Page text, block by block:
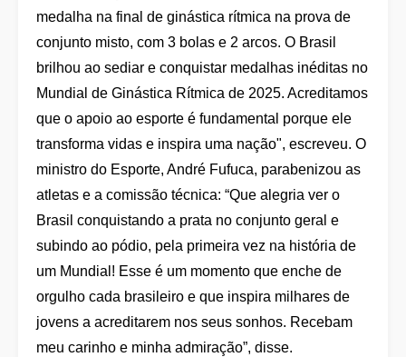
medalha na final de ginástica rítmica na prova de
conjunto misto, com 3 bolas e 2 arcos. O Brasil
brilhou ao sediar e conquistar medalhas inéditas no
Mundial de Ginástica Rítmica de 2025. Acreditamos
que o apoio ao esporte é fundamental porque ele
transforma vidas e inspira uma nação", escreveu. O
ministro do Esporte, André Fufuca, parabenizou as
atletas e a comissão técnica: “Que alegria ver o
Brasil conquistando a prata no conjunto geral e
subindo ao pódio, pela primeira vez na história de
um Mundial! Esse é um momento que enche de
orgulho cada brasileiro e que inspira milhares de
jovens a acreditarem nos seus sonhos. Recebam
meu carinho e minha admiração”, disse.